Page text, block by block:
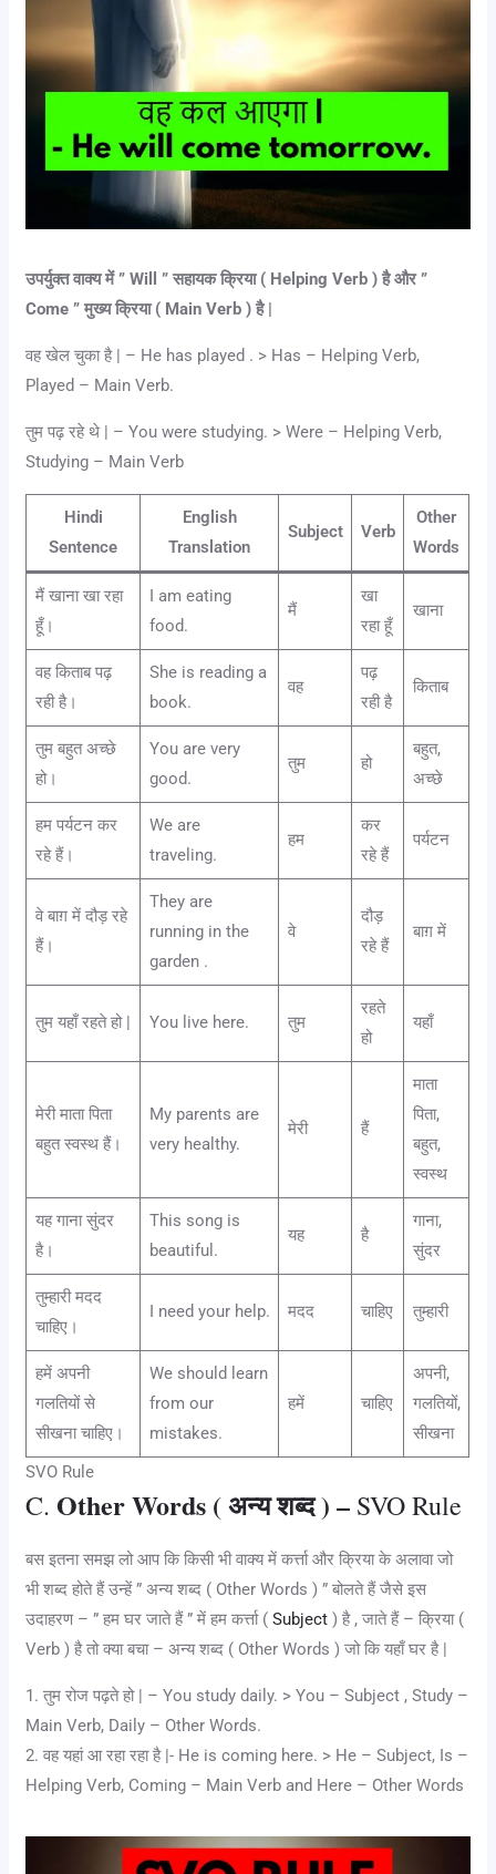
उपर्युक्त वाक्य में ” Will ” सहायक क्रिया ( Helping Verb ) है और ”
Come ” मुख्य क्रिया ( Main Verb ) है |
वह खेल चुका है | – He has played . > Has – Helping Verb,
Played – Main Verb.
तुम पढ़ रहे थे | – You were studying. > Were – Helping Verb,
Studying – Main Verb
Hindi
Sentence
English
Translation
Subject Verb
Other
Words
मैं खाना खा रहा
हूँ।
I am eating
food.
मैं
खा
रहा हूँ
खाना
वह किताब पढ़
रही है।
She is reading a
book.
वह
पढ़
रही है
किताब
तुम बहुत अच्छे
हो।
You are very
good.
तुम हो
बहुत,
अच्छे
हम पर्यटन कर
रहे हैं।
We are
traveling.
हम
कर
रहे हैं
पर्यटन
वे बाग़ में दौड़ रहे
हैं।
They are
running in the
garden .
वे
दौड़
रहे हैं
बाग़ में
तुम यहाँ रहते हो | You live here. तुम
रहते
हो
यहाँ
मेरी माता पिता
बहुत स्वस्थ हैं।
My parents are
very healthy.
मेरी हैं
माता
पिता,
बहुत,
स्वस्थ
यह गाना सुंदर
है।
This song is
beautiful.
यह है
गाना,
सुंदर
तुम्हारी मदद
चाहिए।
I need your help. मदद चाहिए तुम्हारी
हमें अपनी
गलतियों से
सीखना चाहिए।
We should learn
from our
mistakes.
हमें चाहिए
अपनी,
गलतियों,
सीखना
SVO Rule
C.Other Words ( अन्य शब्द ) – SVO Rule
बस इतना समझ लो आप कि किसी भी वाक्य में कर्त्ता और क्रिया के अलावा जो
भी शब्द होते हैं उन्हें ” अन्य शब्द ( Other Words ) ” बोलते हैं जैसे इस
उदाहरण – ” हम घर जाते हैं ” में हम कर्त्ता (Subject ) है , जाते हैं – क्रिया (
Verb ) है तो क्या बचा – अन्य शब्द ( Other Words ) जो कि यहाँ घर है |
1. तुम रोज पढ़ते हो | – You study daily. > You – Subject , Study –
Main Verb, Daily – Other Words.
2. वह यहां आ रहा रहा है |- He is coming here. > He – Subject, Is –
Helping Verb, Coming – Main Verb and Here – Other Words